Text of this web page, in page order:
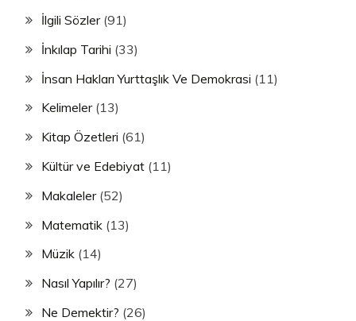
İlgili Sözler(91)
İnkılap Tarihi (33)
İnsan Hakları Yurttaşlık Ve Demokrasi (11)
Kelimeler(13)
Kitap Özetleri (61)
Kültür ve Edebiyat (11)
Makaleler(52)
Matematik (13)
Müzik (14)
Nasıl Yapılır? (27)
Ne Demektir? (26)